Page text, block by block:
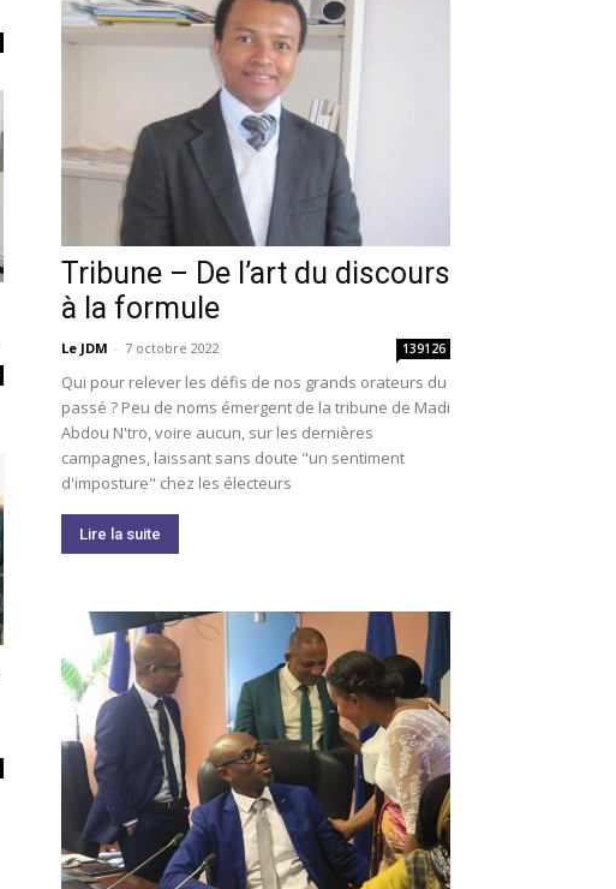
Tribune – De l’art du discours
à la formule
Le JDM - 7 octobre 2022 139126
Qui pour relever les défis de nos grands orateurs du
passé ? Peu de noms émergent de la tribune de Madi
Abdou N'tro, voire aucun, sur les dernières
campagnes, laissant sans doute "un sentiment
d'imposture" chez les électeurs
Lire la suite